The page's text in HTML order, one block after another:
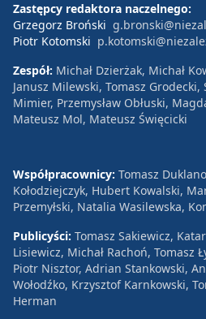
Zastępcy redaktora naczelnego:
Grzegorz Broński
Piotr Kotomski
Zespół: Michał Dzierżak, Michał
Janusz Milewski, Tomasz
Mimier, Przemysław Obłuski,
Mateusz Mol, Mateusz Święcicki
Współpracownicy: Tomasz
Kołodziejczyk, Hubert Kowalski,
Przemyłski, Natalia Wasilewska,
Publicyści: Tomasz Sakiewicz,
Lisiewicz, Michał Rachoń, Tomasz
Piotr Nisztor, Adrian Stankowski,
Wołodźko, Krzysztof Karnkowski,
Herman